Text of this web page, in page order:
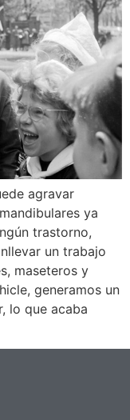
agravar
ya
trastorno,
un trabajo
maseteros y
generamos un
lo que acaba